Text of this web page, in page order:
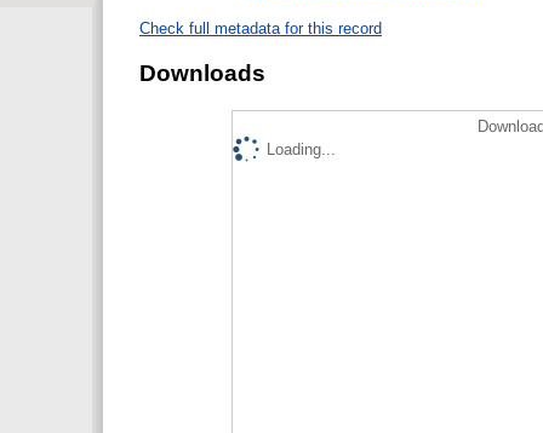
Check full metadata for this record
Downloads
Loading...